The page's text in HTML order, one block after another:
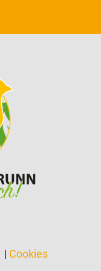
| Cookies